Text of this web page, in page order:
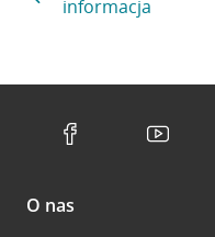
informacja
O nas